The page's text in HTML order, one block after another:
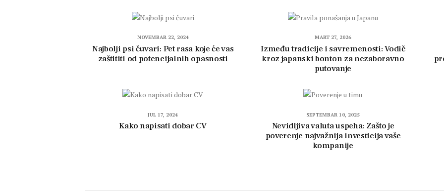
NOVEMBAR 22, 2024
Najbolji psi čuvari: Pet rasa koje će vas
zaštititi od potencijalnih opasnosti
MART 27, 2026
Između tradicije i savremenosti: Vodič
kroz japanski bonton za nezaboravno
putovanje
JUL 17, 2024
Kako napisati dobar CV
SEPTEMBAR 10, 2025
Nevidljiva valuta uspeha: Zašto je
poverenje najvažnija investicija vaše
kompanije